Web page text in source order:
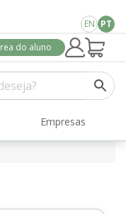
EN PT
do aluno
Empresas